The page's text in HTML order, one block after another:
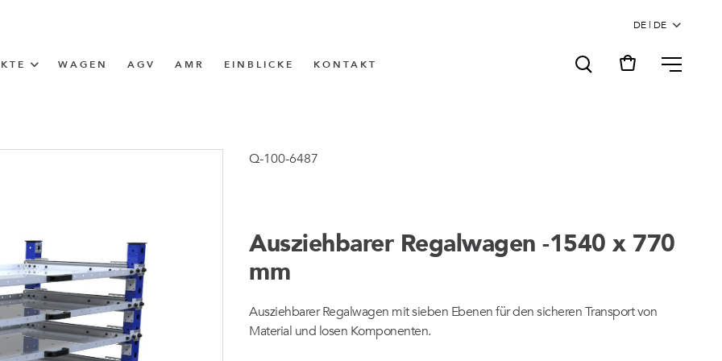
(I-Frame)
WAGEN AGV AMR EINBLICKE KONTAKT MENU
Q-100-6487
Ausziehbarer Regalwagen -1540 x 770
mm
Ausziehbarer Regalwagen mit sieben Ebenen für den sicheren Transport von
Material und losen Komponenten.